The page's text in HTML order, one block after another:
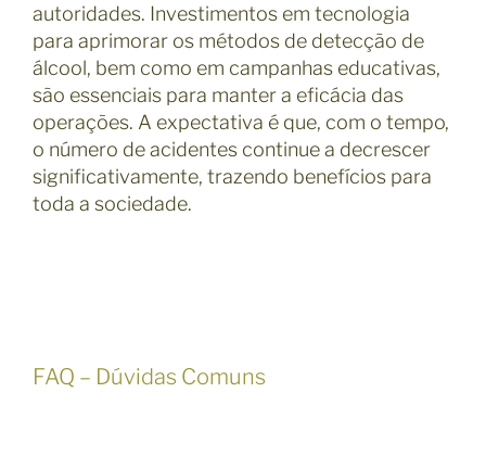
autoridades. Investimentos em tecnologia
para aprimorar os métodos de detecção de
álcool, bem como em campanhas educativas,
são essenciais para manter a eficácia das
operações. A expectativa é que, com o tempo,
o número de acidentes continue a decrescer
significativamente, trazendo benefícios para
toda a sociedade.
FAQ – Dúvidas Comuns